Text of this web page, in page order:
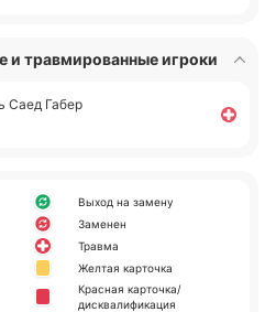
и травмированные игроки
Саед Габер
Выход на замену
Заменен
Травма
Желтая карточка
Красная карточка/
дисквалификация